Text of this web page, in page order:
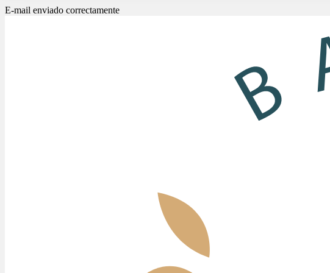
E-mail enviado correctamente